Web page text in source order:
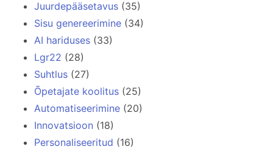
Juurdepääsetavus (35)
Sisu genereerimine (34)
AI hariduses (33)
Lgr22 (28)
Suhtlus (27)
Õpetajate koolitus (25)
Automatiseerimine (20)
Innovatsioon (18)
Personaliseeritud (16)